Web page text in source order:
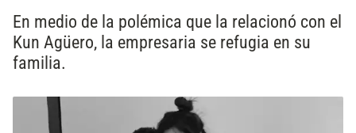
En medio de la polémica que la relacionó con el
Kun Agüero, la empresaria se refugia en su
familia.